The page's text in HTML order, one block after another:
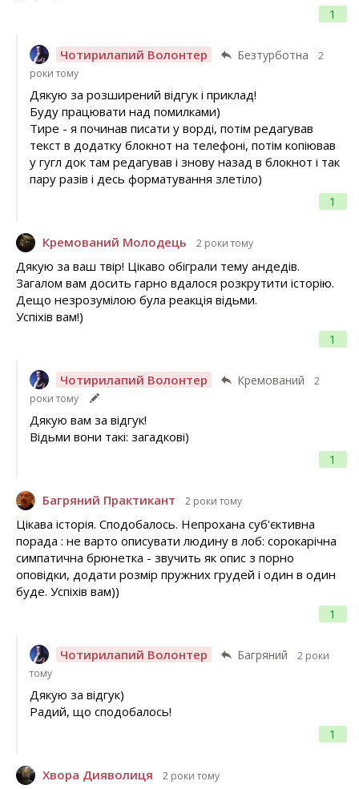
1
Чотирилапий Волонтер Безтурботна
2
роки тому
1
Дякую за розширений відгук і приклад!
Буду працювати над помилками)
Тире - я починав писати у ворді, потім редагував
текст в додатку блокнот на телефоні, потім копіював
у гугл док там редагував і знову назад в блокнот і так
пару разів і десь форматування злетіло)
Кремований Молодець 2 роки тому
1
Дякую за ваш твір! Цікаво обіграли тему андедів.
Загалом вам досить гарно вдалося розкрутити історію.
Дещо незрозумілою була реакція відьми.
Успіхів вам!)
Чотирилапий Волонтер Кремований
2
роки тому
1
Дякую вам за відгук!
Відьми вони такі: загадкові)
Багряний Практикант 2 роки тому
1
Цікава історія. Сподобалось. Непрохана суб'єктивна
порада : не варто описувати людину в лоб: сорокарічна
симпатична брюнетка - звучить як опис з порно
оповідки, додати розмір пружних грудей і один в один
буде. Успіхів вам))
Чотирилапий Волонтер Багряний
2 роки
тому
1
Дякую за відгук)
Радий, що сподобалось!
Хвора Дияволиця 2 роки тому